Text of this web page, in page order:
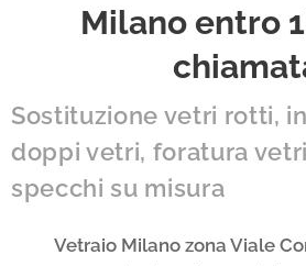
Milano entro
Sostituzione vetri rotti,
doppi vetri, foratura
specchi su misura
Vetraio Milano zona Viale